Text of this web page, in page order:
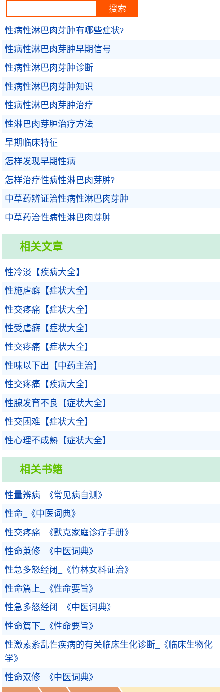
性病性淋巴肉芽肿有哪些症状?
性病性淋巴肉芽肿早期信号
性病性淋巴肉芽肿诊断
性病性淋巴肉芽肿知识
性病性淋巴肉芽肿治疗
性淋巴肉芽肿治疗方法
早期临床特征
怎样发现早期性病
怎样治疗性病性淋巴肉芽肿?
中草药辨证治性病性淋巴肉芽肿
中草药治性病性淋巴肉芽肿
相关文章
性冷淡【疾病大全】
性施虐癖【症状大全】
性交疼痛【症状大全】
性受虐癖【症状大全】
性交疼痛【症状大全】
性味以下出【中药主治】
性交疼痛【疾病大全】
性腺发育不良【症状大全】
性交困难【症状大全】
性心理不成熟【症状大全】
相关书籍
性量辨病_《常见病自测》
性命_《中医词典》
性交疼痛_《默克家庭诊疗手册》
性命兼修_《中医词典》
性急多怒经闭_《竹林女科证治》
性命篇上_《性命要旨》
性急多怒经闭_《中医词典》
性命篇下_《性命要旨》
性激素紊乱性疾病的有关临床生化诊断_《临床生物化
学》
性命双修_《中医词典》